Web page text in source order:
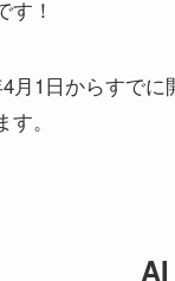
す！
月1日からすで
。